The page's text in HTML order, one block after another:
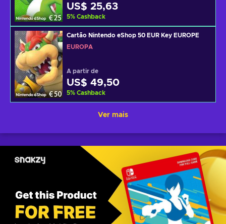
US$ 25,63
5% Cashback
Cartão Nintendo eShop 50 EUR Key EUROPE
EUROPA
A partir de
US$ 49,50
5% Cashback
Ver mais